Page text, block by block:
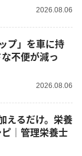
2026.08.06
不便が減っ
2026.08.06
えるだけ。栄養
｜管理栄養士